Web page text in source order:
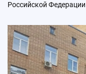
Российской Федерации